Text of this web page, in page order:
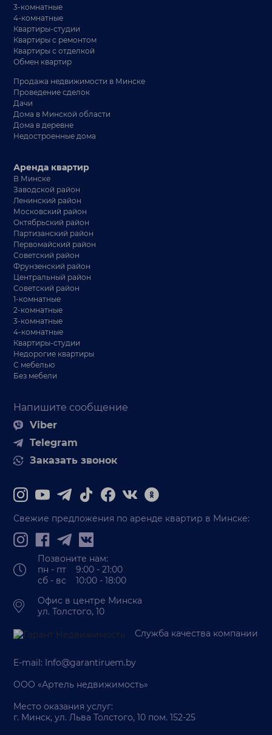
3-комнатные
4-комнатные
Квартиры-студии
Квартиры с ремонтом
Квартиры с отделкой
Обмен квартир
Продажа недвижимости в Минске
Проведение сделок
Дачи
Дома в Минской области
Дома в деревне
Недостроенные дома
Напишите сообщение
Viber
Telegram
Заказать звонок
Аренда квартир
В Минске
Заводской район
Ленинский район
Московский район
Октябрьский район
Партизанский район
Первомайский район
Советский район
Фрунзенский район
Центральный район
Советский район
1-комнатные
2-комнатные
3-комнатные
4-комнатные
Квартиры-студии
Недорогие квартиры
С мебелью
Без мебели
Свежие предложения по аренде квартир в Минске:
Позвоните нам:
пн - пт 9:00 - 21:00
сб - вс 10:00 - 18:00
Офис в центре Минска
ул. Толстого, 10
Служба качества компании
E-mail: Info@garantiruem.by
ООО «Артель недвижимость»
Место оказания услуг:
г. Минск, ул. Льва Толстого, 10 пом. 152-25